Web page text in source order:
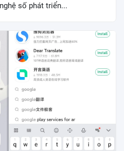
số phát triển...